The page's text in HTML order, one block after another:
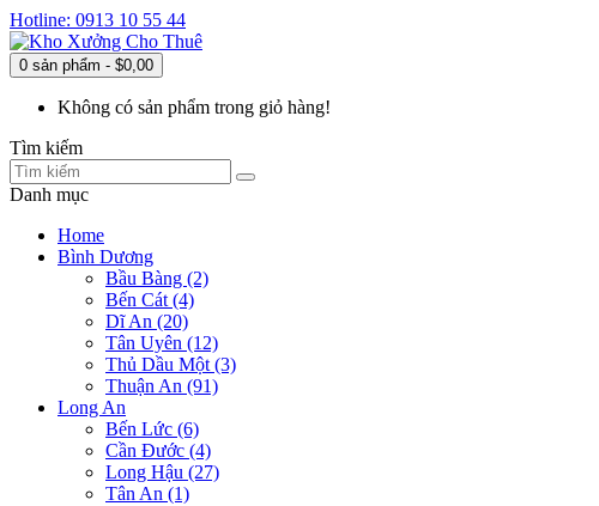
Hotline: 0913 10 55 44
0 sản phẩm - $0,00
Không có sản phẩm trong giỏ hàng!
Tìm kiếm
Danh mục
Home
Bình Dương
Bầu Bàng (2)
Bến Cát (4)
Dĩ An (20)
Tân Uyên (12)
Thủ Dầu Một (3)
Thuận An (91)
Long An
Bến Lức (6)
Cần Đước (4)
Long Hậu (27)
Tân An (1)